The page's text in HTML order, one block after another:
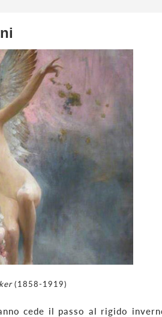
(1858-1919)
cede il passo al rigido